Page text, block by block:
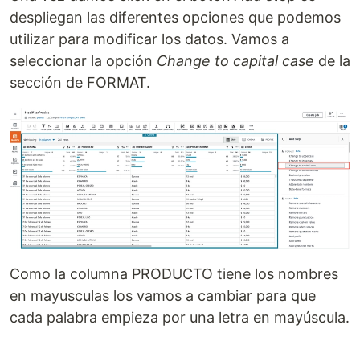
despliegan las diferentes opciones que podemos
utilizar para modificar los datos. Vamos a
seleccionar la opción Change to capital case de la
sección de FORMAT.
Como la columna PRODUCTO tiene los nombres
en mayusculas los vamos a cambiar para que
cada palabra empieza por una letra en mayúscula.